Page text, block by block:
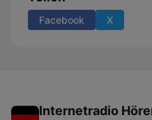
Facebook X
Internetradio